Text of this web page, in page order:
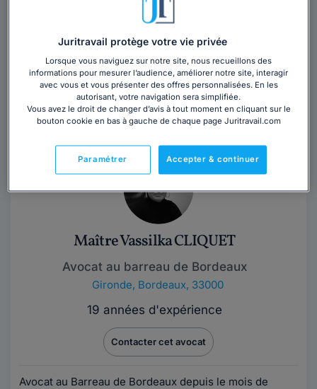
Contacter ce cabinet
Nous sommes une équipe pluridisciplinaire en droit de
l'entreprise (fiscalité, prud'hommes, commercial...).
Notre clientèle est principalement...Lire la suite
Maître Vassilka CLIQUET
Avocat au barreau de Bordeaux
Gironde, Bordeaux, 33000
19 années d'expérience
Contacter cet avocat
Avocat au Barreau de Bordeaux depuis le mois de
Juritravail protège votre vie privée
Lorsque vous naviguez sur notre site, nous recueillons des
informations pour mesurer l’audience, améliorer notre site, interagir
avec vous et vous présenter des offres personnalisées. En les
autorisant, votre navigation sera simplifiée.
Vous avez le droit de changer d’avis à tout moment en cliquant sur le
bouton cookie en bas à gauche de chaque page Juritravail.com
Accepter & continuer
Paramétrer